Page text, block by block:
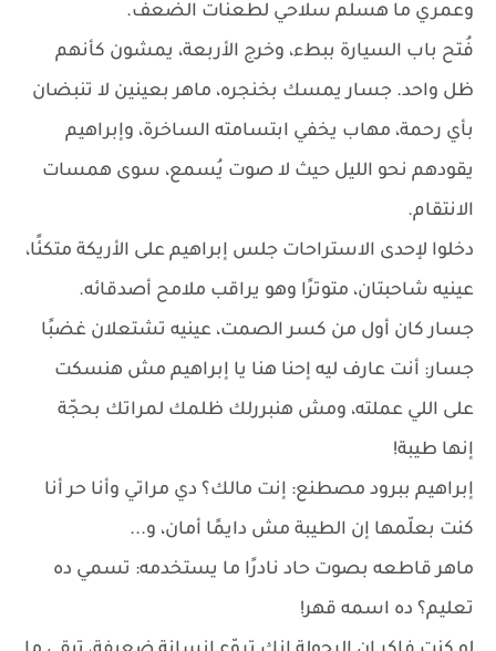
وعمري ما هسلم سلاحي لطعنات الضعف.
فُتح باب السيارة ببطء، وخرج الأربعة، يمشون كأنهم
ظل واحد. جسار يمسك بخنجره، ماهر بعينين لا تنبضان
بأي رحمة، مهاب يخفي ابتسامته الساخرة، وإبراهيم
يقودهم نحو الليل حيث لا صوت يُسمع، سوى همسات
الانتقام.
دخلوا لإحدى الاستراحات جلس إبراهيم على الأريكة متكئًا،
عينيه شاحبتان، متوترًا وهو يراقب ملامح أصدقائه.
جسار كان أول من كسر الصمت، عينيه تشتعلان غضبًا
جسار: أنت عارف ليه إحنا هنا يا إبراهيم مش هنسكت
على اللي عملته، ومش هنبررلك ظلمك لمراتك بحجّة
إنها طيبة!
إبراهيم ببرود مصطنع: إنت مالك؟ دي مراتي وأنا حر أنا
كنت بعلّمها إن الطيبة مش دايمًا أمان، و...
ماهر قاطعه بصوت حاد نادرًا ما يستخدمه: تسمي ده
تعليم؟ ده اسمه قهر!